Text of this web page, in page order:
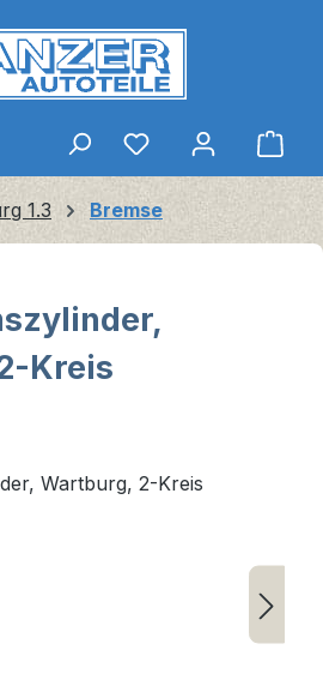
1.3 Bremse
Kreis